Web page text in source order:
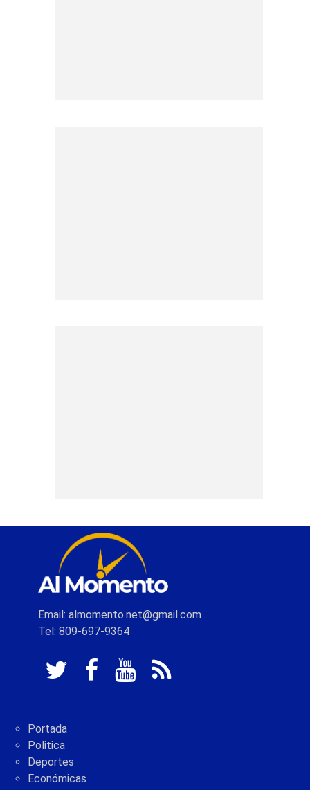
Email: almomento.net@gmail.com
Tel: 809-697-9364
Portada
Politica
Deportes
Económicas